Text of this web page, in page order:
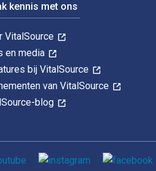
kennis met ons
VitalSource
en media
bij VitalSource
van VitalSource
blog
media